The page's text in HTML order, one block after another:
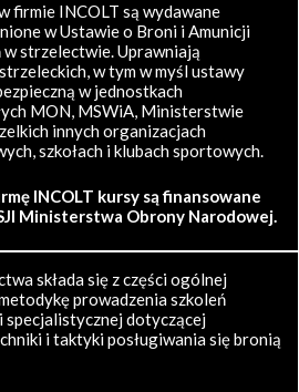
firmie INCOLT są wydawane
w Ustawie o Broni i Amunicji
strzelectwie. Uprawniają
w tym w myśl ustawy
w jednostkach
MON, MSWiA, Ministerstwie
innych organizacjach
szkołach i klubach sportowych.
INCOLT kursy są finansowane
Ministerstwa Obrony Narodowej.
składa się z części ogólnej
prowadzenia szkoleń
specjalistycznej dotyczącej
i taktyki posługiwania się bronią